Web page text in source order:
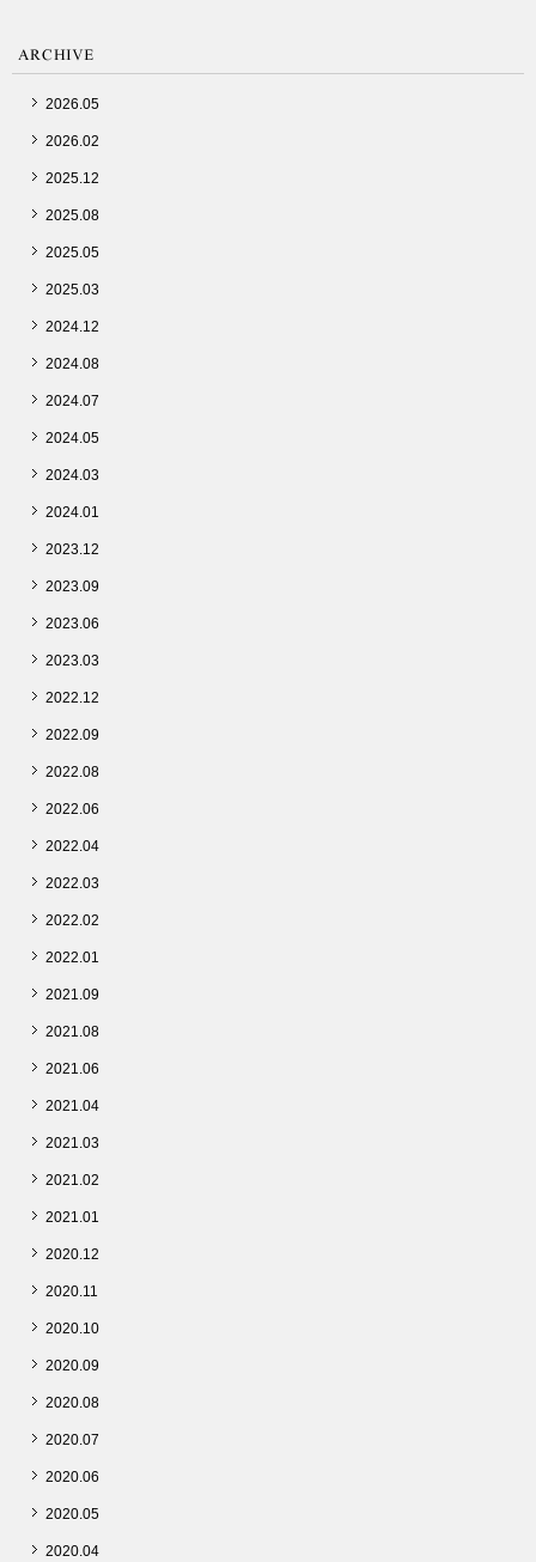
2026.05
2026.02
2025.12
2025.08
2025.05
2025.03
2024.12
2024.08
2024.07
2024.05
2024.03
2024.01
2023.12
2023.09
2023.06
2023.03
2022.12
2022.09
2022.08
2022.06
2022.04
2022.03
2022.02
2022.01
2021.09
2021.08
2021.06
2021.04
2021.03
2021.02
2021.01
2020.12
2020.11
2020.10
2020.09
2020.08
2020.07
2020.06
2020.05
2020.04